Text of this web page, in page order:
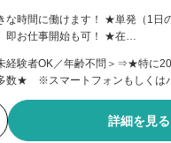
な時間に働けます！ ★単発（1日
即お仕事開始も可！ ★在…
経験者OK／年齢不問＞⇒★特に
数★ ※スマートフォンもしくは
詳細を見る